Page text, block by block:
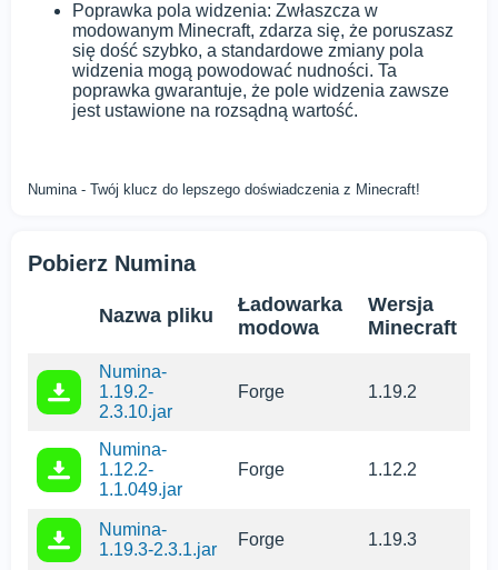
Poprawka pola widzenia: Zwłaszcza w
modowanym Minecraft, zdarza się, że poruszasz
się dość szybko, a standardowe zmiany pola
widzenia mogą powodować nudności. Ta
poprawka gwarantuje, że pole widzenia zawsze
jest ustawione na rozsądną wartość.
Numina - Twój klucz do lepszego doświadczenia z Minecraft!
Pobierz Numina
Nazwa pliku
Ładowarka
modowa
Wersja
Minecraft
Numina-
1.19.2-
2.3.10.jar
Forge 1.19.2
Numina-
1.12.2-
1.1.049.jar
Forge 1.12.2
Numina-
1.19.3-2.3.1.jar
Forge 1.19.3